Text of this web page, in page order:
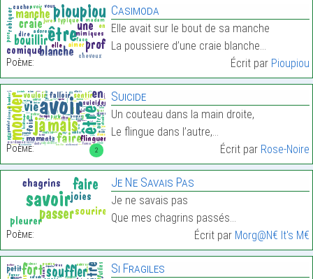
Poème:
Casimoda
Elle avait sur le bout de sa manche
La poussiere d’une craie blanche…
Écrit par Pioupiou
2
Poème:
Suicide
Un couteau dans la main droite,
Le flingue dans l’autre,…
Écrit par Rose-Noire
Poème:
Je Ne Savais Pas
Je ne savais pas
Que mes chagrins passés…
Écrit par Morg@N€ It's M€
Si Fragiles